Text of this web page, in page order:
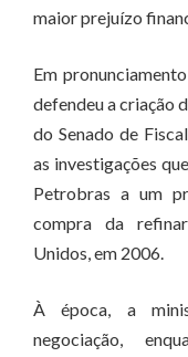
maior prejuízo
Em
defendeu a criação
do Senado de
as investigações
Petrobras a um
compra da
Unidos, em 2006.
À época, a
negociação,